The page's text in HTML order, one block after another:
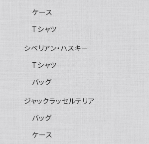
ケース
Tシャツ
シベリアン・ハスキー
Tシャツ
バッグ
ジャックラッセルテリア
バッグ
ケース